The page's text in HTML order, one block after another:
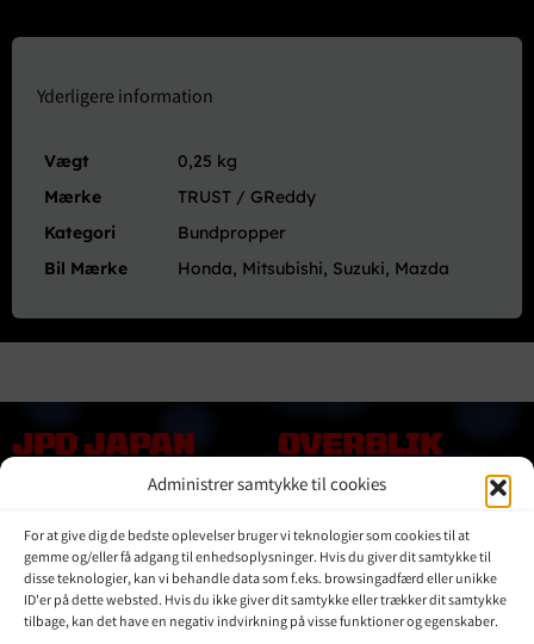
Administrer samtykke til cookies
For at give dig de bedste oplevelser bruger vi teknologier som cookies til at
gemme og/eller få adgang til enhedsoplysninger. Hvis du giver dit samtykke til
disse teknologier, kan vi behandle data som f.eks. browsingadfærd eller unikke
ID'er på dette websted. Hvis du ikke giver dit samtykke eller trækker dit samtykke
tilbage, kan det have en negativ indvirkning på visse funktioner og egenskaber.
02
antal
Yderligere information
Vægt
0,25 kg
Mærke
TRUST / GReddy
Kategori
Bundpropper
Bil Mærke
Honda, Mitsubishi, Suzuki, Mazda
JPD JAPAN
DENMARK
Kontakt Os
Om JPD Japan Denmark
Handelsbetingelser
Privat Politik
OVERBLIK
Online shop
Vores Mærker